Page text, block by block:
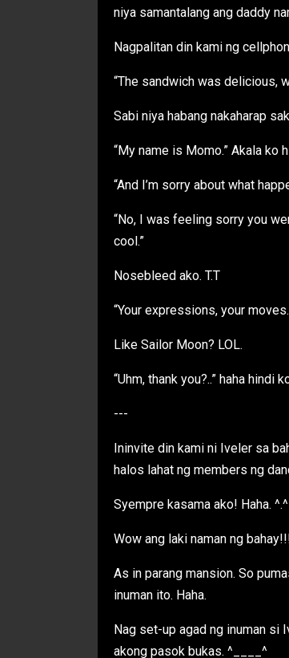
niya samantalang ang daddy
Nagpalitan din kami ng
“The sandwich was delicious,
Sabi niya habang nakaharap
“My name is Momo.” Akala ko
“And I’m sorry about what
“No, I was feeling sorry you
cool.”
Nosebleed ako. T.T
“Your expressions, your moves.
Like Sailor Moon? LOL.
“Uhm, thank you?..” haha hindi
---
Ininvite din kami ni Iveler sa
halos lahat ng members ng
Syempre kasama ako! Haha. ^.^
Wow ang laki naman ng
As in parang mansion. So
inuman ito. Haha.
Nag set-up agad ng inuman si
akong pasok bukas. ^____^